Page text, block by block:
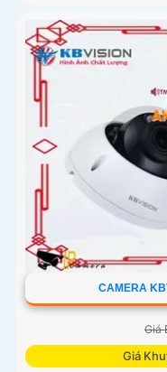
CAMERA
Giá
Giá